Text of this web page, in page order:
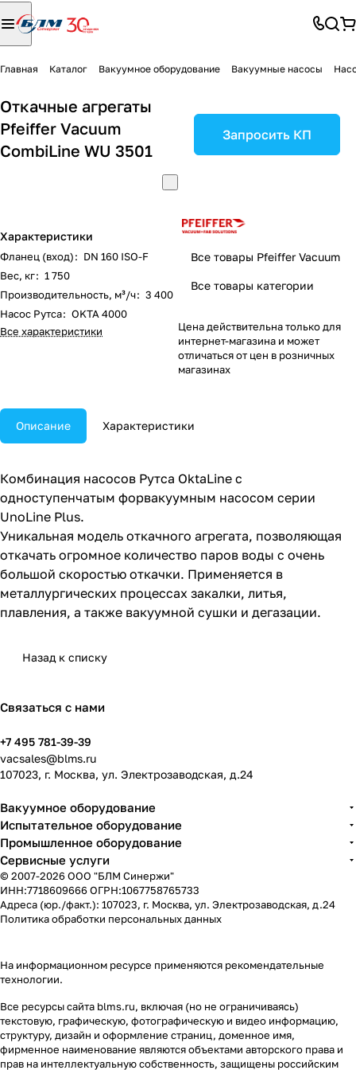
Главная Каталог Вакуумное оборудование Вакуумные насосы
Откачные агрегаты
Pfeiffer Vacuum
CombiLine WU 3501
Характеристики
Фланец (вход): DN 160 ISO-F
Вес, кг: 1 750
Производительность, м³/ч: 3 400
Насос Рутса: OKTA 4000
Все характеристики
Запросить КП
Все товары Pfeiffer Vacuum
Все товары категории
Цена действительна только для
интернет-магазина и может
отличаться от цен в розничных
магазинах
Описание Характеристики
Комбинация насосов Рутса OktaLine с
одноступенчатым форвакуумным насосом серии
UnoLine Plus.
Уникальная модель откачного агрегата, позволяющая
откачать огромное количество паров воды с очень
большой скоростью откачки. Применяется в
металлургических процессах закалки, литья,
плавления, а также вакуумной сушки и дегазации.
Назад к списку
Связаться с нами
+7 495 781-39-39
vacsales@blms.ru
107023, г. Москва, ул. Электрозаводская, д.24
Вакуумное оборудование
Испытательное оборудование
Промышленное оборудование
Сервисные услуги
© 2007-2026 ООО "БЛМ Синержи"
ИНН:7718609666 ОГРН:1067758765733
Адреса (юр./факт.): 107023, г. Москва, ул. Электрозаводская, д.24
Политика обработки персональных данных
На информационном ресурсе применяются рекомендательные
технологии.
Все ресурсы сайта blms.ru, включая (но не ограничиваясь)
текстовую, графическую, фотографическую и видео информацию,
структуру, дизайн и оформление страниц, доменное имя,
фирменное наименование являются объектами авторского права и
прав на интеллектуальную собственность, защищены российским